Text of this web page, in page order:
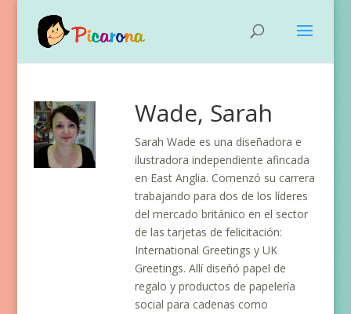
Wade, Sarah
Sarah Wade es una diseñadora e
ilustradora independiente afincada
en East Anglia. Comenzó su carrera
trabajando para dos de los líderes
del mercado británico en el sector
de las tarjetas de felicitación:
International Greetings y UK
Greetings. Allí diseñó papel de
regalo y productos de papelería
social para cadenas como